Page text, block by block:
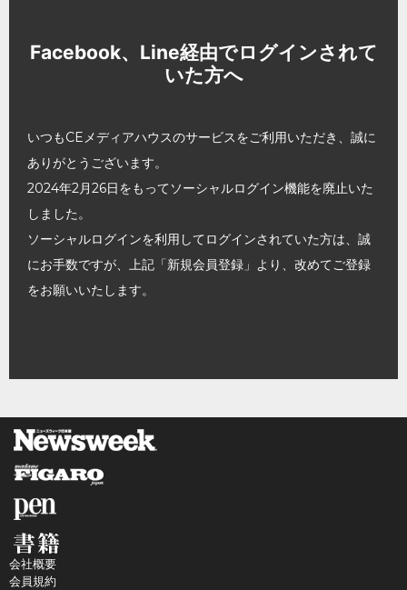
Facebook、Line経由でログインされて
いた方へ
いつもCEメディアハウスのサービスをご利用いただき、誠に
ありがとうございます。
2024年2月26日をもってソーシャルログイン機能を廃止いた
しました。
ソーシャルログインを利用してログインされていた方は、誠
にお手数ですが、上記「新規会員登録」より、改めてご登録
をお願いいたします。
会社概要
会員規約